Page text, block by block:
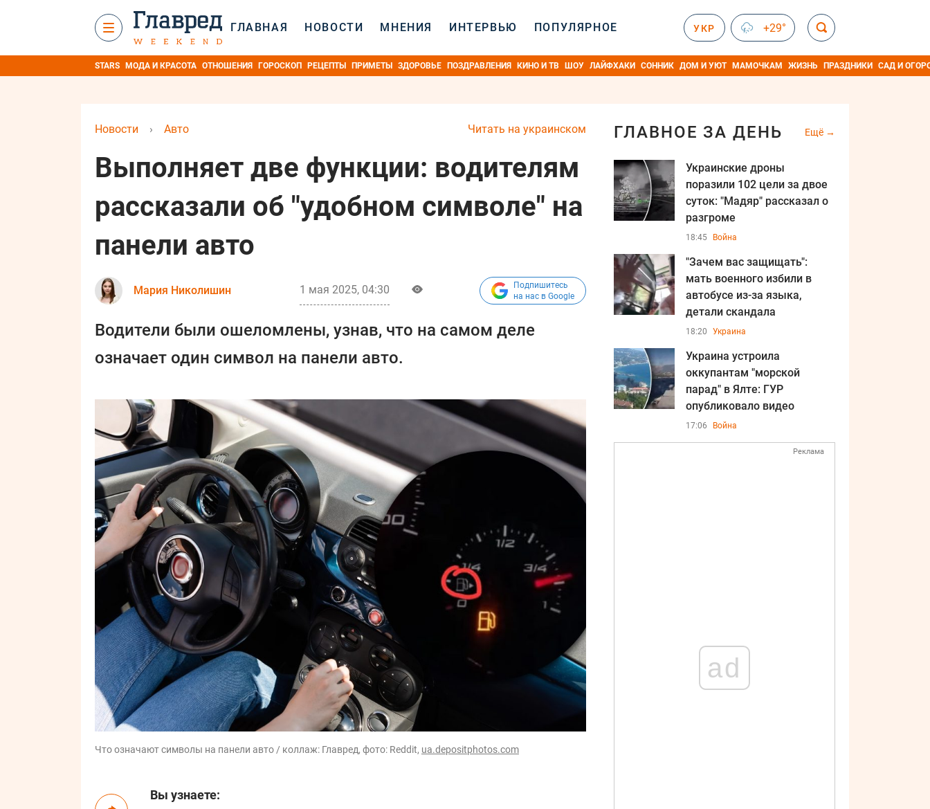
ГЛАВНАЯ НОВОСТИ МНЕНИЯ ИНТЕРВЬЮ ПОПУЛЯРНОЕ УКР +29°
STARS МОДА И КРАСОТА ОТНОШЕНИЯ ГОРОСКОП РЕЦЕПТЫ ПРИМЕТЫ ЗДОРОВЬЕ ПОЗДРАВЛЕНИЯ КИНО И ТВ ШОУ ЛАЙФХАКИ СОННИК ДОМ И УЮТ МАМОЧКАМ ЖИЗНЬ ПРАЗДНИКИ САД И
Читать на украинском
Новости › Авто
Выполняет две функции: водителям
рассказали об "удобном символе" на
панели авто
Мария Николишин 1 мая 2025, 04:30
Подпишитесь
на нас в Google
Водители были ошеломлены, узнав, что на самом деле
означает один символ на панели авто.
Что означают символы на панели авто / коллаж: Главред, фото: Reddit, ua.depositphotos.com
Вы узнаете:
ГЛАВНОЕ ЗА ДЕНЬ Ещё
Украинские дроны
поразили 102 цели за двое
суток: "Мадяр" рассказал о
разгроме
18:45 Война
"Зачем вас защищать":
мать военного избили в
автобусе из-за языка,
детали скандала
18:20 Украина
Украина устроила
оккупантам "морской
парад" в Ялте: ГУР
опубликовало видео
17:06 Война
Реклама
ad